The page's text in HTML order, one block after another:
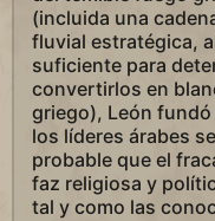
(incluida una
fluvial estratégica,
suficiente para
convertirlos en
griego), León
los líderes árabes
probable que el
faz religiosa y
tal y como las